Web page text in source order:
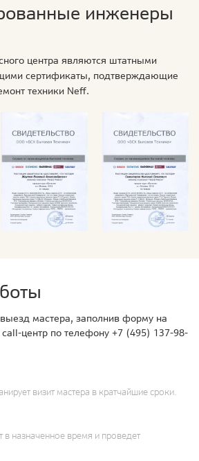
инженеры
центра являются штатными
сертификаты, подтверждающие
техники Neff.
мастера, заполнив форму на
центр по телефону +7 (495) 137-98-
визит мастера в кратчайшие сроки.
в назначенное время и проведет